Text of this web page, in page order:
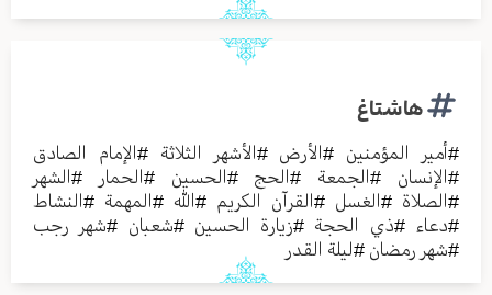
هاشتاغ
#أمير المؤمنين #الأرض #الأشهر الثلاثة #الإمام الصادق
#الإنسان #الجمعة #الحج #الحسين #الحمار #الشهر
#الصلاة #الغسل #القرآن الكريم #الله #المهمة #النشاط
#دعاء #ذي الحجة #زيارة الحسين #شعبان #شهر رجب
#شهر رمضان #ليلة القدر